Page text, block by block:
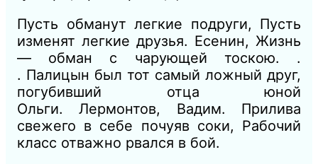
Пусть обманут легкие подруги, Пусть
изменят легкие друзья. Есенин, Жизнь
— обман с чарующей тоскою. .
. Палицын был тот самый ложный друг,
погубивший отца юной
Ольги.Лермонтов, Вадим. Прилива
свежего в себе почуяв соки, Рабочий
класс отважно рвался в бой.